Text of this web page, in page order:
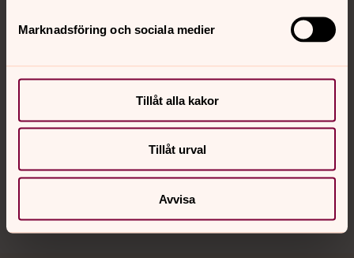
Marknadsföring och sociala medier
Tillåt alla kakor
Tillåt urval
Avvisa
Sociala kanaler